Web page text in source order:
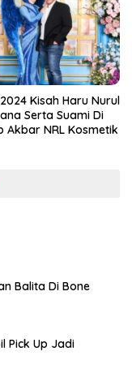
Kisah Haru Nurul
Serta Suami Di
Akbar NRL Kosmetik
Balita Di Bone
Pick Up Jadi